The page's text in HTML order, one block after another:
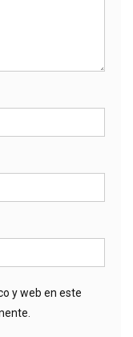
y web en este